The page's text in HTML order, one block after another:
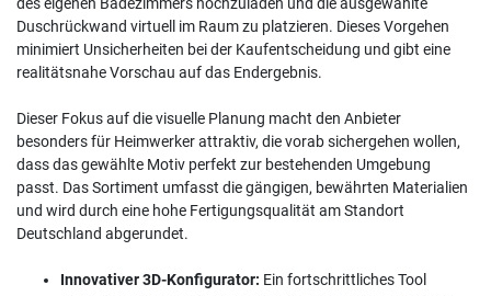
des eigenen Badezimmers hochzuladen und die ausgewählte
Duschrückwand virtuell im Raum zu platzieren. Dieses Vorgehen
minimiert Unsicherheiten bei der Kaufentscheidung und gibt eine
realitätsnahe Vorschau auf das Endergebnis.
Dieser Fokus auf die visuelle Planung macht den Anbieter
besonders für Heimwerker attraktiv, die vorab sichergehen wollen,
dass das gewählte Motiv perfekt zur bestehenden Umgebung
passt. Das Sortiment umfasst die gängigen, bewährten Materialien
und wird durch eine hohe Fertigungsqualität am Standort
Deutschland abgerundet.
Innovativer 3D-Konfigurator: Ein fortschrittliches Tool